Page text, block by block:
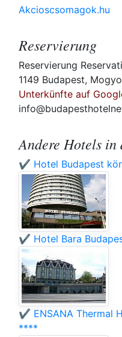
Akcioscsomagok.hu
Reservierung
Reservierung
1149 Budapest,
Unterkünfte auf
Andere Hotels in
✔️ Hotel Budapest
✔️ Hotel Bara
✔️ ENSANA Thermal
****